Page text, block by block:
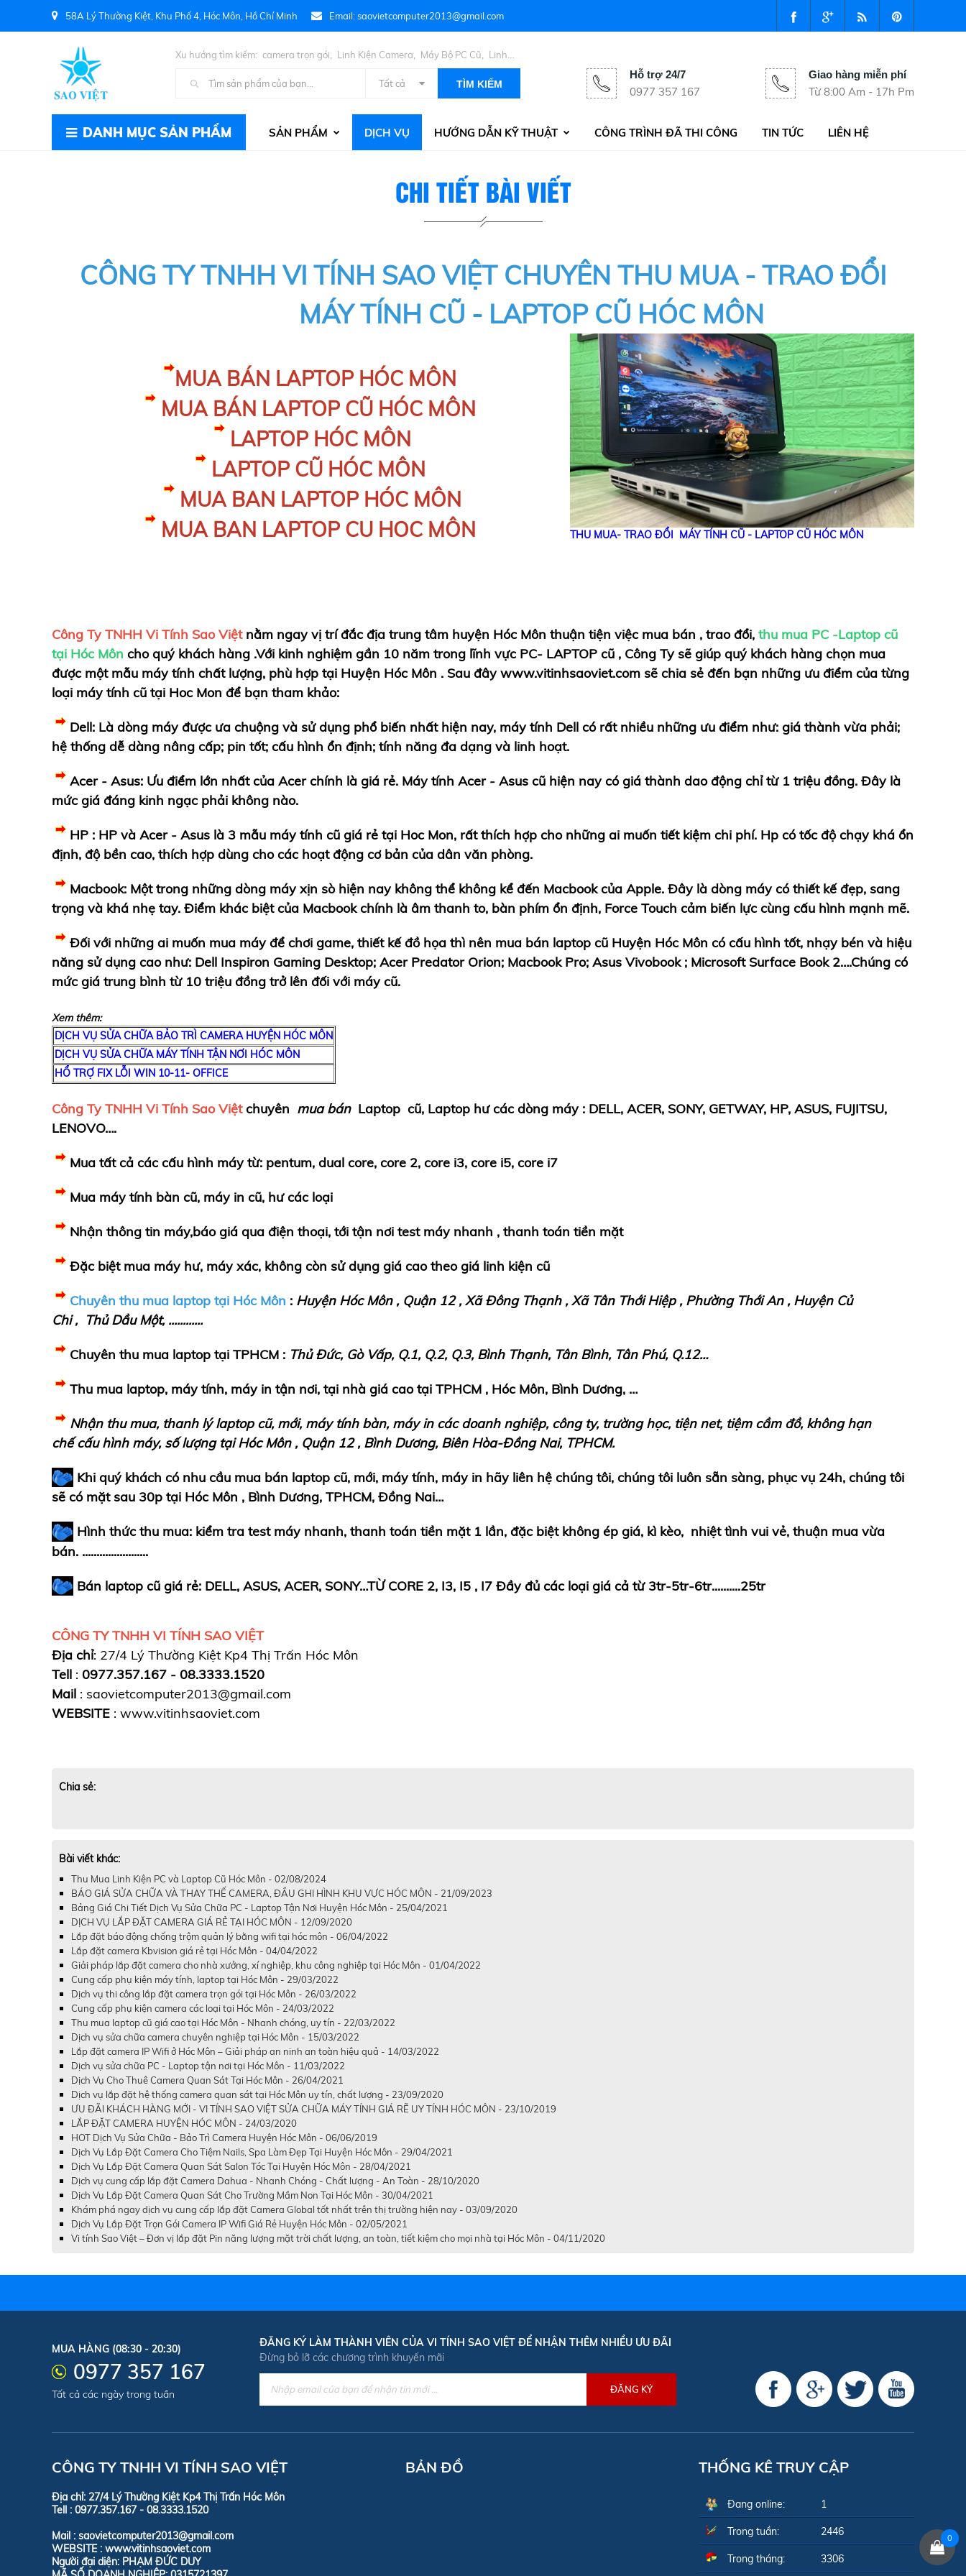
58A Lý Thường Kiệt, Khu Phố 4, Hóc Môn, Hồ Chí Minh Email: saovietcomputer2013@gmail.com
Xu hướng tìm kiếm: camera trọn gói Linh Kiện Camera Máy Bộ PC Cũ
Linh
Tất cả
TÌM KIẾM
Hỗ trợ 24/7
0977 357 167
Giao hàng miễn phí
Từ 8:00 Am - 17h Pm
DANH MỤC SẢN PHẨM SẢN PHẨM DỊCH VỤ HƯỚNG DẪN KỸ THUẬT CÔNG TRÌNH ĐÃ THI CÔNG TIN TỨC LIÊN HỆ
CHI TIẾT BÀI VIẾT
CÔNG TY TNHH VI TÍNH SAO VIỆT CHUYÊN THU MUA - TRAO ĐỔI
MÁY TÍNH CŨ - LAPTOP CŨ HÓC MÔN
THU MUA- TRAO ĐỔI MÁY TÍNH CŨ - LAPTOP CŨ HÓC MÔN
MUA BÁN LAPTOP HÓC MÔN
MUA BÁN LAPTOP CŨ HÓC MÔN
LAPTOP HÓC MÔN
LAPTOP CŨ HÓC MÔN
MUA BAN LAPTOP HÓC MÔN
MUA BAN LAPTOP CU HOC MÔN
Công Ty TNHH Vi Tính Sao Việtnằm ngay vị trí đắc địa trung tâm huyện Hóc Môn thuận tiện việc mua bán , trao đổi, thu mua PC -Laptop cũ
tại Hóc Môn cho quý khách hàng .Với kinh nghiệm gần 10 năm trong lĩnh vực PC- LAPTOP cũ , Công Ty sẽ giúp quý khách hàng chọn mua
được một mẫu máy tính chất lượng, phù hợp tại Huyện Hóc Môn . Sau đây www.vitinhsaoviet.com sẽ chia sẻ đến bạn những ưu điểm của từng
loại máy tính cũ tại Hoc Mon để bạn tham khảo:
Dell: Là dòng máy được ưa chuộng và sử dụng phổ biến nhất hiện nay, máy tính Dell có rất nhiều những ưu điểm như: giá thành vừa phải;
hệ thống dễ dàng nâng cấp; pin tốt; cấu hình ổn định; tính năng đa dạng và linh hoạt.
Acer - Asus: Ưu điểm lớn nhất của Acer chính là giá rẻ. Máy tính Acer - Asus cũ hiện nay có giá thành dao động chỉ từ 1 triệu đồng. Đây là
mức giá đáng kinh ngạc phải không nào.
HP : HP và Acer - Asus là 3 mẫu máy tính cũ giá rẻ tại Hoc Mon, rất thích hợp cho những ai muốn tiết kiệm chi phí. Hp có tốc độ chạy khá ổn
định, độ bền cao, thích hợp dùng cho các hoạt động cơ bản của dân văn phòng.
Macbook: Một trong những dòng máy xịn sò hiện nay không thể không kể đến Macbook của Apple. Đây là dòng máy có thiết kế đẹp, sang
trọng và khá nhẹ tay. Điểm khác biệt của Macbook chính là âm thanh to, bàn phím ổn định, Force Touch cảm biến lực cùng cấu hình mạnh mẽ.
Đối với những ai muốn mua máy để chơi game, thiết kế đồ họa thì nên mua bán laptop cũ Huyện Hóc Môn có cấu hình tốt, nhạy bén và hiệu
năng sử dụng cao như: Dell Inspiron Gaming Desktop; Acer Predator Orion; Macbook Pro; Asus Vivobook ; Microsoft Surface Book 2….Chúng có
mức giá trung bình từ 10 triệu đồng trở lên đối với máy cũ.
Xem thêm:
DỊCH VỤ SỬA CHỮA BẢO TRÌ CAMERA HUYỆN HÓC MÔN
DỊCH VỤ SỬA CHỮA MÁY TÍNH TẬN NƠI HÓC MÔN
HỔ TRỢ FIX LỖI WIN 10-11- OFFICE
Công Ty TNHH Vi Tính Sao Việtchuyên mua bán Laptop cũ, Laptop hưcác dòng máy : DELL, ACER, SONY, GETWAY, HP, ASUS, FUJITSU,
LENOVO….
Mua tất cả các cấu hình máy từ: pentum, dual core, core 2, core i3, core i5, core i7
Mua máy tính bàn cũ, máy in cũ, hưcác loại
Nhận thông tin máy,báo giá qua điện thoại, tới tận nơi test máy nhanh , thanh toán tiền mặt
Đặc biệt mua máy hư, máy xác, không còn sửdụng giá cao theo giá linh kiện cũ
Chuyên thu mua laptop tại Hóc Môn : Huyện Hóc Môn , Quận 12 , Xã Đông Thạnh , Xã Tân Thới Hiệp , Phường Thới An , Huyện Củ
Chi , ThủDầu Một, ............
Chuyên thu mua laptop tại TPHCM : Thủ Đức, GòVấp, Q.1, Q.2, Q.3, Bình Thạnh, Tân Bình, Tân Phú, Q.12…
Thu mua laptop, máy tính, máy in tận nơi, tại nhà giá cao tại TPHCM , Hóc Môn, Bình Dương, …
Nhận thu mua, thanh lýlaptop cũ, mới, máy tính bàn, máy in các doanh nghiệp, công ty, trường học, tiện net, tiệm cầm đồ, không hạn
chếcấu hình máy, sốlượng tại Hóc Môn , Quận 12 , Bình Dương, Biên Hòa-Đồng Nai, TPHCM.
Khi quý khách có nhu cầu mua bán laptop cũ, mới, máy tính, máy in hãy liên hệ chúng tôi, chúng tôi luôn sẵn sàng, phục vụ 24h, chúng tôi
sẽ cómặt sau 30p tại Hóc Môn , Bình Dương, TPHCM, Đồng Nai…
Hình thức thu mua: kiểm tra test máy nhanh, thanh toán tiền mặt 1 lần, đặc biệt không ép giá, kì kèo, nhiệt tình vui vẻ, thuận mua vừa
bán. .......................
Bán laptop cũ giá rẻ: DELL, ASUS, ACER, SONY…TỪCORE 2, I3, I5 , I7 Đầy đủ các loại giá cả từ 3tr-5tr-6tr..........25tr
CÔNG TY TNHH VI TÍNH SAO VIỆT
Địa chỉ: 27/4 Lý Thường Kiệt Kp4 Thị Trấn Hóc Môn
Tell : 0977.357.167 - 08.3333.1520
Mail : saovietcomputer2013@gmail.com
WEBSITE : www.vitinhsaoviet.com
Chia sẻ:
Bài viết khác:
Thu Mua Linh Kiện PC và Laptop Cũ Hóc Môn - 02/08/2024
BÁO GIÁ SỬA CHỮA VÀ THAY THẾ CAMERA, ĐẦU GHI HÌNH KHU VỰC HÓC MÔN - 21/09/2023
Bảng Giá Chi Tiết Dịch Vụ Sửa Chữa PC - Laptop Tận Nơi Huyện Hóc Môn - 25/04/2021
DỊCH VỤ LẮP ĐẶT CAMERA GIÁ RẺ TẠI HÓC MÔN - 12/09/2020
Lắp đặt báo động chống trộm quản lý bằng wifi tại hóc môn - 06/04/2022
Lắp đặt camera Kbvision giá rẻ tại Hóc Môn - 04/04/2022
Giải pháp lắp đặt camera cho nhà xưởng, xí nghiệp, khu công nghiệp tại Hóc Môn - 01/04/2022
Cung cấp phụ kiện máy tính, laptop tại Hóc Môn - 29/03/2022
Dịch vụ thi công lắp đặt camera trọn gói tại Hóc Môn - 26/03/2022
Cung cấp phụ kiện camera các loại tại Hóc Môn - 24/03/2022
Thu mua laptop cũ giá cao tại Hóc Môn - Nhanh chóng, uy tín - 22/03/2022
Dịch vụ sửa chữa camera chuyên nghiệp tại Hóc Môn - 15/03/2022
Lắp đặt camera IP Wifi ở Hóc Môn – Giải pháp an ninh an toàn hiệu quả - 14/03/2022
Dịch vụ sửa chữa PC - Laptop tận nơi tại Hóc Môn - 11/03/2022
Dịch Vụ Cho Thuê Camera Quan Sát Tại Hóc Môn - 26/04/2021
Dịch vụ lắp đặt hệ thống camera quan sát tại Hóc Môn uy tín, chất lượng - 23/09/2020
ƯU ĐÃI KHÁCH HÀNG MỚI - VI TÍNH SAO VIỆT SỬA CHỮA MÁY TÍNH GIÁ RẼ UY TÍNH HÓC MÔN - 23/10/2019
LẮP ĐẶT CAMERA HUYỆN HÓC MÔN - 24/03/2020
HOT Dịch Vụ Sửa Chữa - Bảo Trì Camera Huyện Hóc Môn - 06/06/2019
Dịch Vụ Lắp Đặt Camera Cho Tiệm Nails, Spa Làm Đẹp Tại Huyện Hóc Môn - 29/04/2021
Dịch Vụ Lắp Đặt Camera Quan Sát Salon Tóc Tại Huyện Hóc Môn - 28/04/2021
Dịch vụ cung cấp lắp đặt Camera Dahua - Nhanh Chóng - Chất lượng - An Toàn - 28/10/2020
Dịch Vụ Lắp Đặt Camera Quan Sát Cho Trường Mầm Non Tại Hóc Môn - 30/04/2021
Khám phá ngay dịch vụ cung cấp lắp đặt Camera Global tốt nhất trên thị trường hiện nay - 03/09/2020
Dịch Vụ Lắp Đặt Trọn Gói Camera IP Wifi Giá Rẻ Huyện Hóc Môn - 02/05/2021
Vi tính Sao Việt – Đơn vị lắp đặt Pin năng lượng mặt trời chất lượng, an toàn, tiết kiệm cho mọi nhà tại Hóc Môn - 04/11/2020
MUA HÀNG (08:30 - 20:30)
0977 357 167
Tất cả các ngày trong tuần
ĐĂNG KÝ LÀM THÀNH VIÊN CỦA VI TÍNH SAO VIỆT ĐỂ NHẬN THÊM NHIỀU ƯU ĐÃI
Đừng bỏ lỡ các chương trình khuyến mãi
CÔNG TY TNHH VI TÍNH SAO VIỆT
Địa chỉ: 27/4 Lý Thường Kiệt Kp4 Thị Trấn Hóc Môn
Tell : 0977.357.167 - 08.3333.1520
Mail : saovietcomputer2013@gmail.com
WEBSITE : www.vitinhsaoviet.com
Người đại diện: PHẠM ĐỨC DUY
BẢN ĐỒ THỐNG KÊ TRUY CẬP
Đang online: 1
Trong tuần: 2446
Trong tháng: 3306
0